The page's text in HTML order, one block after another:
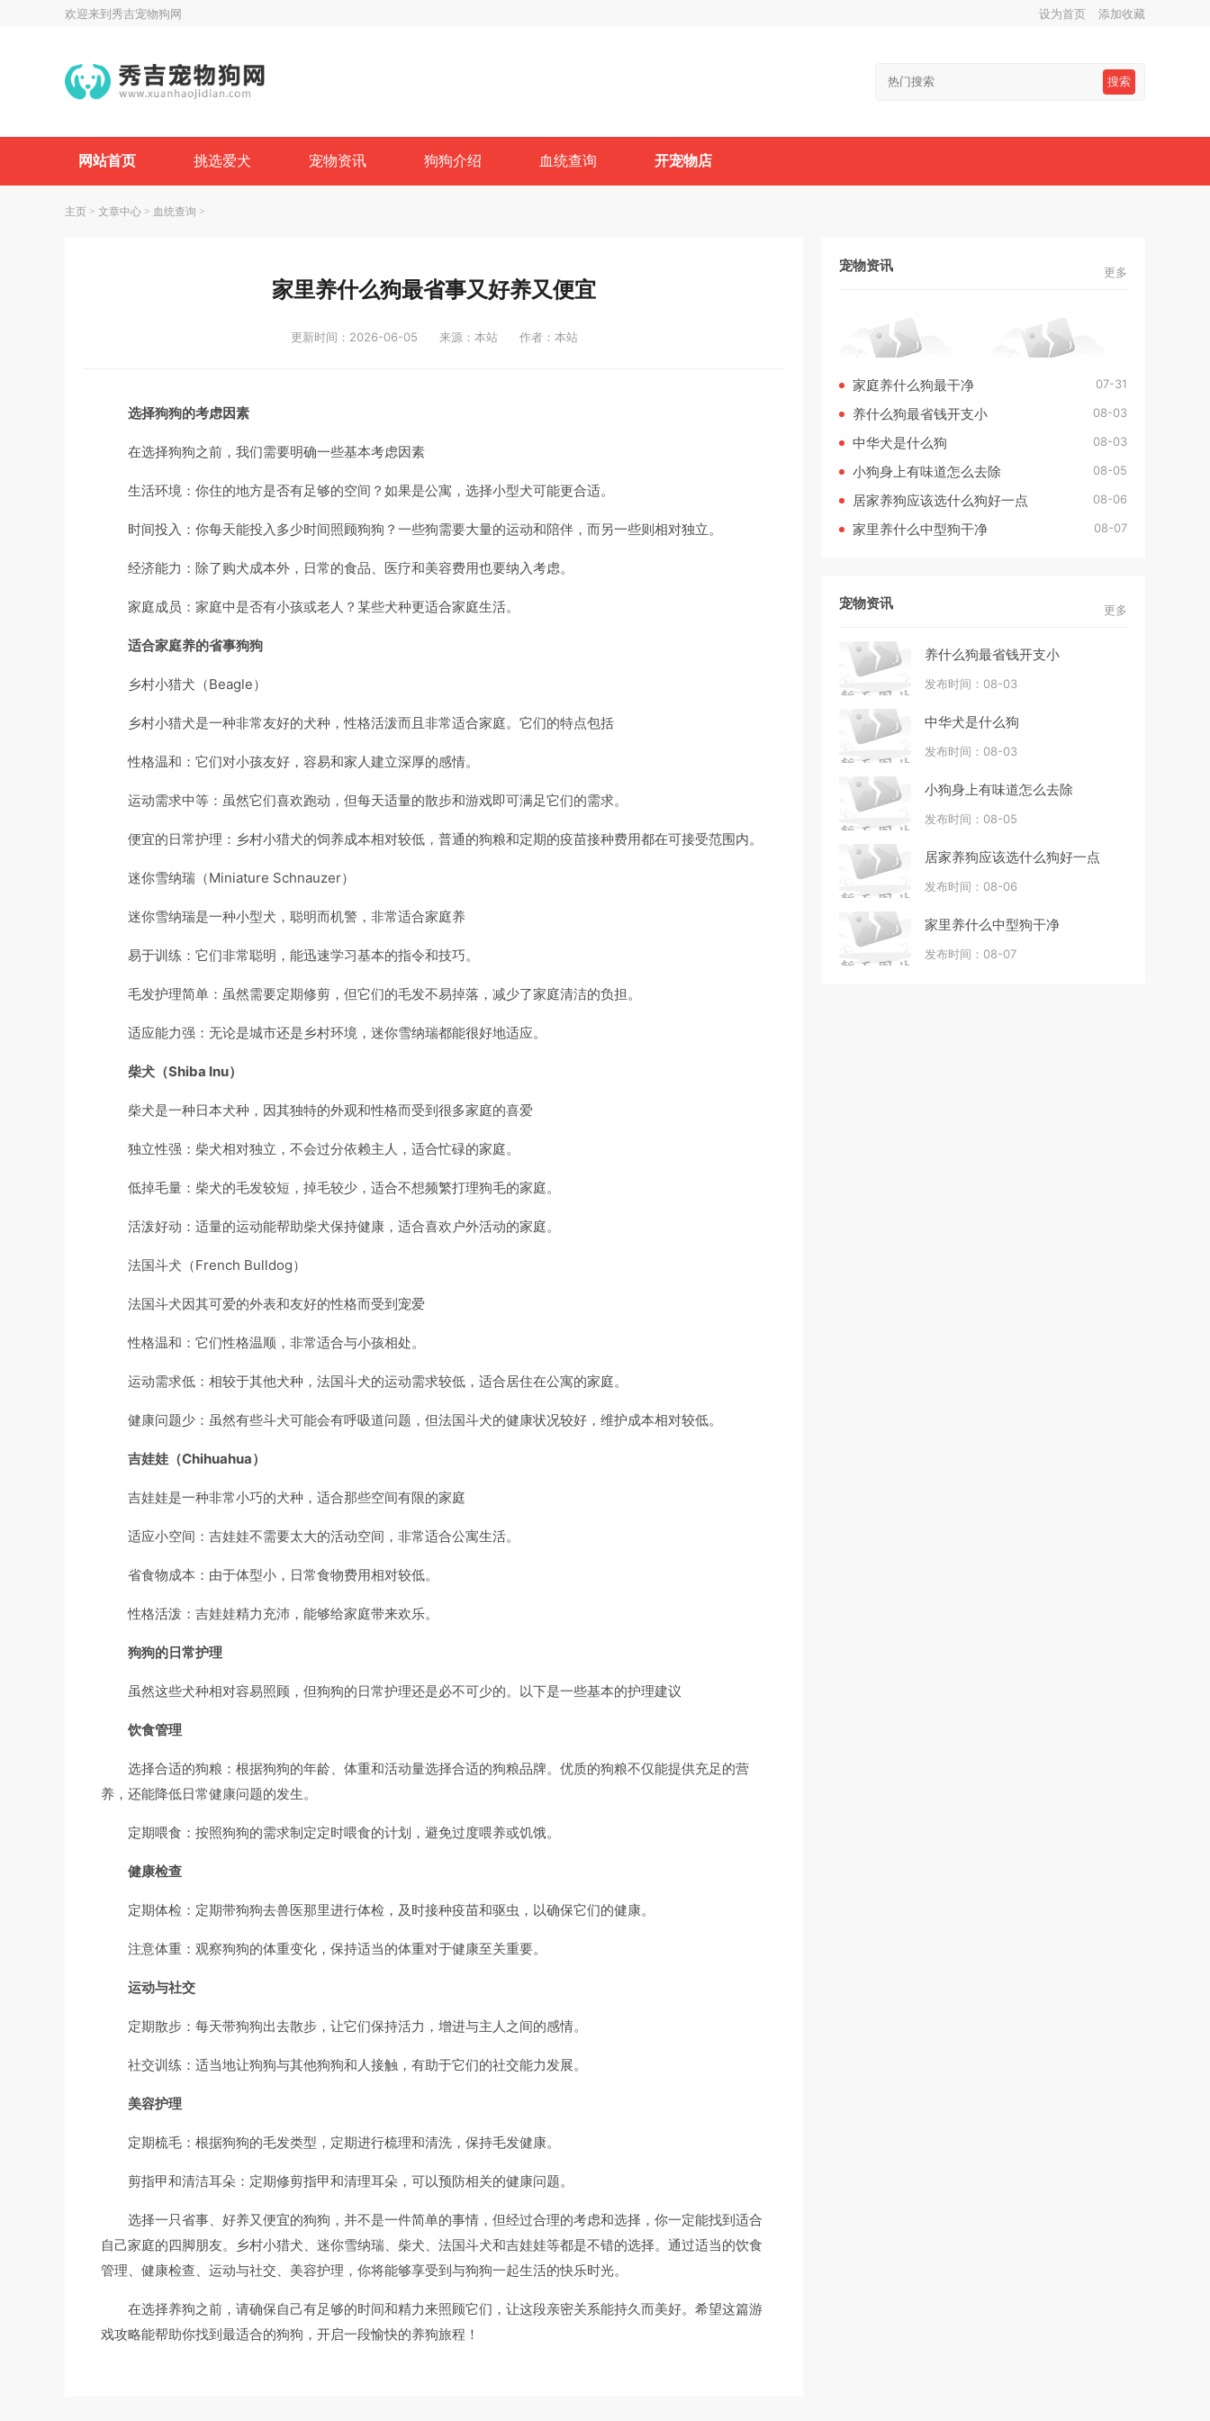
欢迎来到秀吉宠物狗网 设为首页 添加收藏
搜索
网站首页 挑选爱犬 宠物资讯 狗狗介绍 血统查询 开宠物店
主页 > 文章中心 > 血统查询 >
家里养什么狗最省事又好养又便宜
更新时间：2026-06-05 来源：本站 作者：本站
选择狗狗的考虑因素
在选择狗狗之前，我们需要明确一些基本考虑因素
生活环境：你住的地方是否有足够的空间？如果是公寓，选择小型犬可能更合适。
时间投入：你每天能投入多少时间照顾狗狗？一些狗需要大量的运动和陪伴，而另一些则相对独立。
经济能力：除了购犬成本外，日常的食品、医疗和美容费用也要纳入考虑。
家庭成员：家庭中是否有小孩或老人？某些犬种更适合家庭生活。
适合家庭养的省事狗狗
乡村小猎犬（Beagle）
乡村小猎犬是一种非常友好的犬种，性格活泼而且非常适合家庭。它们的特点包括
性格温和：它们对小孩友好，容易和家人建立深厚的感情。
运动需求中等：虽然它们喜欢跑动，但每天适量的散步和游戏即可满足它们的需求。
便宜的日常护理：乡村小猎犬的饲养成本相对较低，普通的狗粮和定期的疫苗接种费用都在可接受范围内。
迷你雪纳瑞（Miniature Schnauzer）
迷你雪纳瑞是一种小型犬，聪明而机警，非常适合家庭养
易于训练：它们非常聪明，能迅速学习基本的指令和技巧。
毛发护理简单：虽然需要定期修剪，但它们的毛发不易掉落，减少了家庭清洁的负担。
适应能力强：无论是城市还是乡村环境，迷你雪纳瑞都能很好地适应。
柴犬（Shiba Inu）
柴犬是一种日本犬种，因其独特的外观和性格而受到很多家庭的喜爱
独立性强：柴犬相对独立，不会过分依赖主人，适合忙碌的家庭。
低掉毛量：柴犬的毛发较短，掉毛较少，适合不想频繁打理狗毛的家庭。
活泼好动：适量的运动能帮助柴犬保持健康，适合喜欢户外活动的家庭。
法国斗犬（French Bulldog）
法国斗犬因其可爱的外表和友好的性格而受到宠爱
性格温和：它们性格温顺，非常适合与小孩相处。
运动需求低：相较于其他犬种，法国斗犬的运动需求较低，适合居住在公寓的家庭。
健康问题少：虽然有些斗犬可能会有呼吸道问题，但法国斗犬的健康状况较好，维护成本相对较低。
吉娃娃（Chihuahua）
吉娃娃是一种非常小巧的犬种，适合那些空间有限的家庭
适应小空间：吉娃娃不需要太大的活动空间，非常适合公寓生活。
省食物成本：由于体型小，日常食物费用相对较低。
性格活泼：吉娃娃精力充沛，能够给家庭带来欢乐。
狗狗的日常护理
虽然这些犬种相对容易照顾，但狗狗的日常护理还是必不可少的。以下是一些基本的护理建议
饮食管理
选择合适的狗粮：根据狗狗的年龄、体重和活动量选择合适的狗粮品牌。优质的狗粮不仅能提供充足的营
养，还能降低日常健康问题的发生。
定期喂食：按照狗狗的需求制定定时喂食的计划，避免过度喂养或饥饿。
健康检查
定期体检：定期带狗狗去兽医那里进行体检，及时接种疫苗和驱虫，以确保它们的健康。
注意体重：观察狗狗的体重变化，保持适当的体重对于健康至关重要。
运动与社交
定期散步：每天带狗狗出去散步，让它们保持活力，增进与主人之间的感情。
社交训练：适当地让狗狗与其他狗狗和人接触，有助于它们的社交能力发展。
美容护理
定期梳毛：根据狗狗的毛发类型，定期进行梳理和清洗，保持毛发健康。
剪指甲和清洁耳朵：定期修剪指甲和清理耳朵，可以预防相关的健康问题。
选择一只省事、好养又便宜的狗狗，并不是一件简单的事情，但经过合理的考虑和选择，你一定能找到适合
自己家庭的四脚朋友。乡村小猎犬、迷你雪纳瑞、柴犬、法国斗犬和吉娃娃等都是不错的选择。通过适当的饮食
管理、健康检查、运动与社交、美容护理，你将能够享受到与狗狗一起生活的快乐时光。
在选择养狗之前，请确保自己有足够的时间和精力来照顾它们，让这段亲密关系能持久而美好。希望这篇游
戏攻略能帮助你找到最适合的狗狗，开启一段愉快的养狗旅程！
宠物资讯 更多
家庭养什么狗最干净 07-31
养什么狗最省钱开支小 08-03
中华犬是什么狗 08-03
小狗身上有味道怎么去除 08-05
居家养狗应该选什么狗好一点 08-06
家里养什么中型狗干净 08-07
宠物资讯 更多
养什么狗最省钱开支小
发布时间：08-03
中华犬是什么狗
发布时间：08-03
小狗身上有味道怎么去除
发布时间：08-05
居家养狗应该选什么狗好一点
发布时间：08-06
家里养什么中型狗干净
发布时间：08-07